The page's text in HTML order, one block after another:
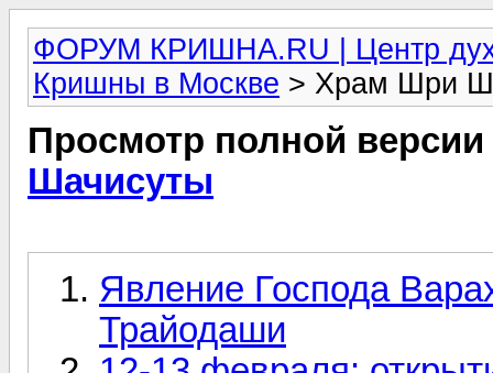
ФОРУМ КРИШНА.RU | Центр
Кришны в Москве > Храм Шри
Просмотр полной
Шачисуты
Явление Господа
Трайодаши